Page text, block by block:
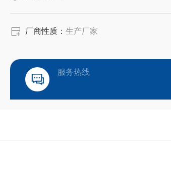
厂商性质： 生产厂家
服务热线